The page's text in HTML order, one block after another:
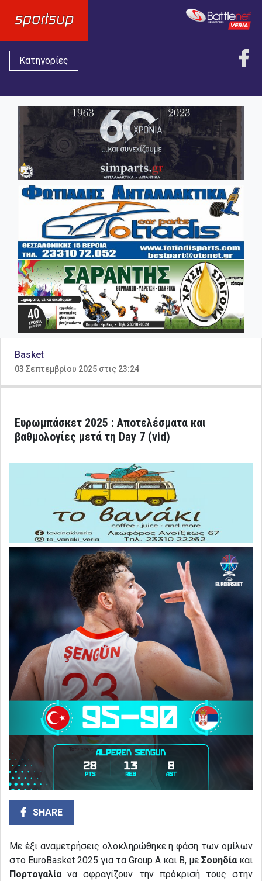
Κατηγορίες
Basket
03 Σεπτεμβρίου 2025 στις 23:24
Ευρωμπάσκετ 2025 : Αποτελέσματα και
βαθμολογίες μετά τη Day 7 (vid)
SHARE
Με έξι αναμετρήσεις ολοκληρώθηκε η φάση των ομίλων
στο EuroBasket 2025 για τα Group A και B, με Σουηδίακαι
Πορτογαλίανα σφραγίζουν την πρόκρισή τους στην